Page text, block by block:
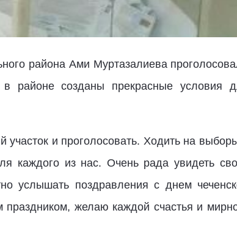
района Ами Муртазалиева
районе созданы прекрасные условия
и проголосовать. Ходить на
каждого из нас. Очень рада увидеть
услышать поздравления с днем
желаю каждой счастья и